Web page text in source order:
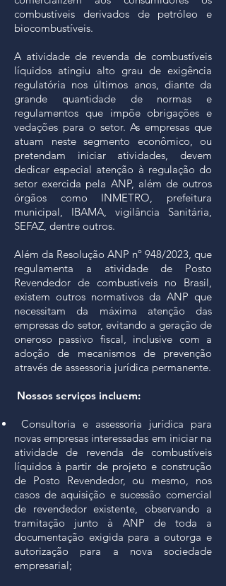
combustíveis derivados de petróleo e
biocombustíveis.
A atividade de revenda de combustíveis
líquidos atingiu alto grau de exigência
regulatória nos últimos anos, diante da
grande quantidade de normas e
regulamentos que impõe obrigações e
vedações para o setor.As empresas que
atuam neste segmento econômico, ou
pretendam iniciar atividades, devem
dedicar especial atenção à regulação do
setor exercida pela ANP, além de outros
órgãos como INMETRO, prefeitura
municipal, IBAMA, vigilância Sanitária,
SEFAZ, dentre outros.
Além da Resolução ANP nº 948/2023, que
regulamenta a atividade de Posto
Revendedor de combustíveis no Brasil,
existem outros normativos da ANP que
necessitam da máxima atenção das
empresas do setor, evitando a geração de
oneroso passivo fiscal, inclusive com a
adoção de mecanismos de prevenção
através de assessoria jurídica permanente.
Nossos serviços incluem:
Consultoria e assessoria jurídica para
novas empresas interessadas em iniciar na
atividade de revenda de combustíveis
líquidos à partir de projeto e construção
de Posto Revendedor, ou mesmo, nos
casos de aquisição e sucessão comercial
de revendedor existente, observando a
tramitação junto à ANP de toda a
documentação exigida para a outorga e
autorização para a nova sociedade
empresarial;